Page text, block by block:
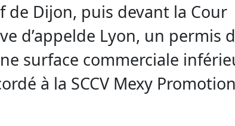
de Dijon, puis devant la Cour
d’appelde Lyon, un permis
surface commerciale
à la SCCV Mexy